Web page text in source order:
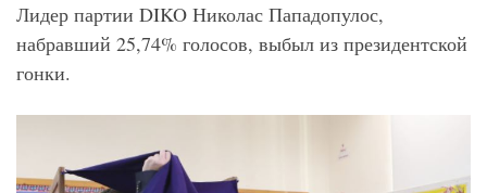
Лидер партии DIKO Николас Пападопулос,
набравший 25,74% голосов, выбыл из президентской
гонки.